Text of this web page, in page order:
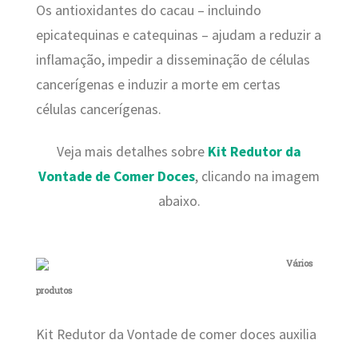
Os antioxidantes do cacau – incluindo
epicatequinas e catequinas – ajudam a reduzir a
inflamação, impedir a disseminação de células
cancerígenas e induzir a morte em certas
células cancerígenas.
Veja mais detalhes sobre Kit Redutor da
Vontade de Comer Doces, clicando na imagem
abaixo.
Vários
produtos
Kit Redutor da Vontade de comer doces auxilia